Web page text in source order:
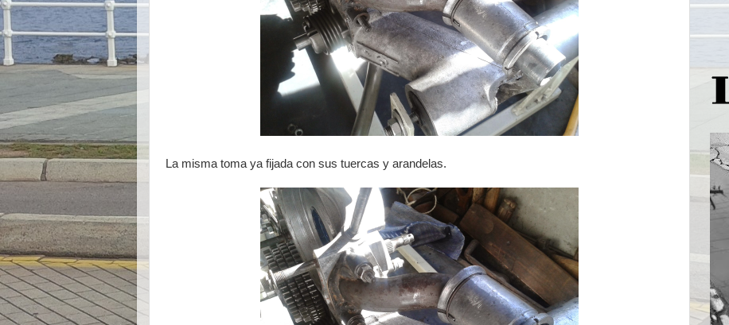
La misma toma ya fijada con sus tuercas y arandelas.